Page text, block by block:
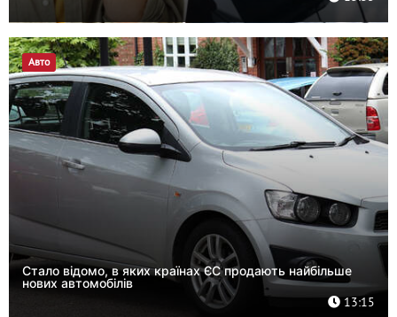
Авто
Стало відомо, в яких країнах ЄС продають найбільше
нових автомобілів
13:15